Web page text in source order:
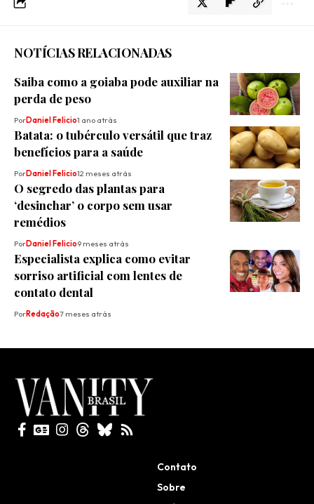
NOTÍCIAS RELACIONADAS
Saiba como a goiaba pode auxiliar na
perda de peso
PorDaniel Felicio1 ano atrás
Batata: o tubérculo versátil que traz
benefícios para a saúde
PorDaniel Felicio12 meses atrás
O segredo das plantas para
‘desinchar’ o corpo sem usar
remédios
PorDaniel Felicio9 meses atrás
Especialista explica como evitar
sorriso artificial com lentes de
contato dental
PorRedação7 meses atrás
Contato
Sobre